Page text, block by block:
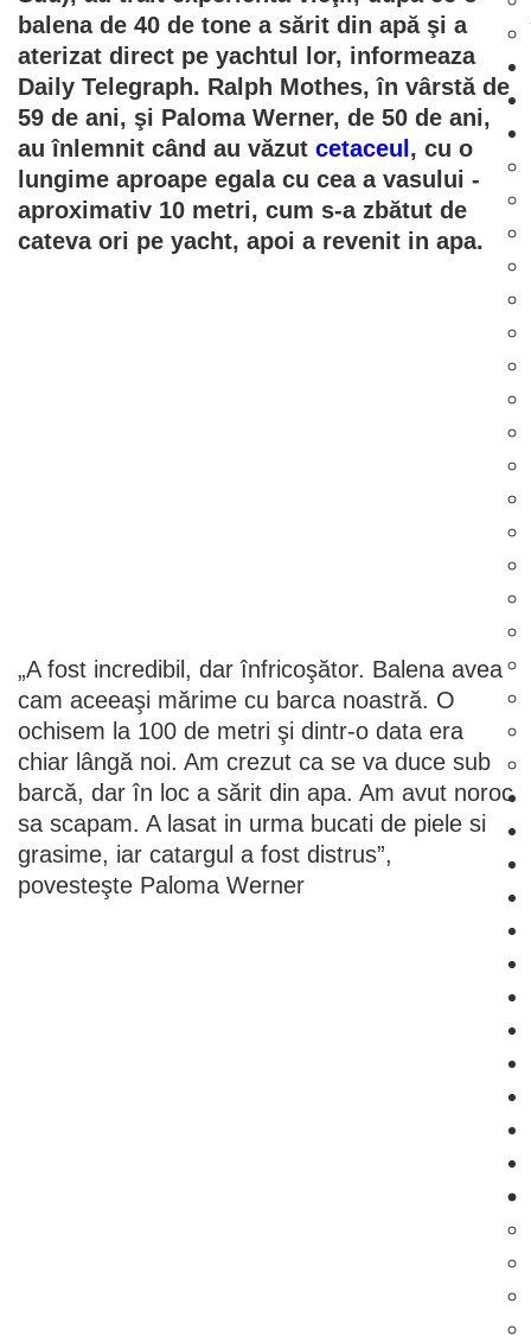
balena de 40 de tone a sărit din apă şi a
aterizat direct pe yachtul lor, informeaza
Daily Telegraph. Ralph Mothes, în vârstă de
59 de ani, şi Paloma Werner, de 50 de ani,
au înlemnit când au văzut cetaceul , cu o
lungime aproape egala cu cea a vasului -
aproximativ 10 metri, cum s-a zbătut de
cateva ori pe yacht, apoi a revenit in apa.
„A fost incredibil, dar înfricoşător. Balena avea
cam aceeaşi mărime cu barca noastră. O
ochisem la 100 de metri şi dintr-o data era
chiar lângă noi. Am crezut ca se va duce sub
barcă, dar în loc a sărit din apa. Am avut noroc
sa scapam. A lasat in urma bucati de piele si
grasime, iar catargul a fost distrus”,
povesteşte Paloma Werner